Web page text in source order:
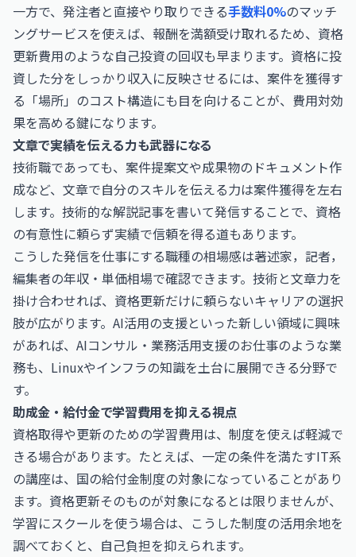
一方で、発注者と直接やり取りできる手数料0%のマッチ
ングサービスを使えば、報酬を満額受け取れるため、資格
更新費用のような自己投資の回収も早まります。資格に投
資した分をしっかり収入に反映させるには、案件を獲得す
る「場所」のコスト構造にも目を向けることが、費用対効
果を高める鍵になります。
文章で実績を伝える力も武器になる
技術職であっても、案件提案文や成果物のドキュメント作
成など、文章で自分のスキルを伝える力は案件獲得を左右
します。技術的な解説記事を書いて発信することで、資格
の有意性に頼らず実績で信頼を得る道もあります。
こうした発信を仕事にする職種の相場感は著述家，記者，
編集者の年収・単価相場で確認できます。技術と文章力を
掛け合わせれば、資格更新だけに頼らないキャリアの選択
肢が広がります。AI活用の支援といった新しい領域に興味
があれば、 AIコンサル・業務活用支援のお仕事のような業
務も、Linuxやインフラの知識を土台に展開できる分野で
す。
助成金・給付金で学習費用を抑える視点
資格取得や更新のための学習費用は、制度を使えば軽減で
きる場合があります。たとえば、一定の条件を満たすIT系
の講座は、国の給付金制度の対象になっていることがあり
ます。資格更新そのものが対象になるとは限りませんが、
学習にスクールを使う場合は、こうした制度の活用余地を
調べておくと、自己負担を抑えられます。